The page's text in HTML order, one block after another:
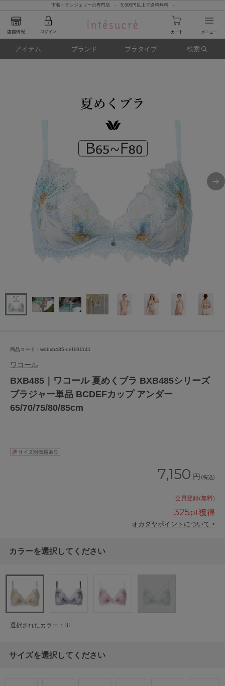
下着・ランジェリーの専門店 - 5,500円以上で送料無料 -
アイテム ブランド ブラタイプ 検索
商品コード：wabxb485-def101141
ワコール
BXB485｜ワコール 夏めくブラ BXB485シリーズ
ブラジャー単品 BCDEFカップ アンダー
65/70/75/80/85cm
7,150 円 (税込)
会員登録(無料)
325pt獲得
オカダヤポイントについて >
カラーを選択してください
選択されたカラー：BE
サイズを選択してください